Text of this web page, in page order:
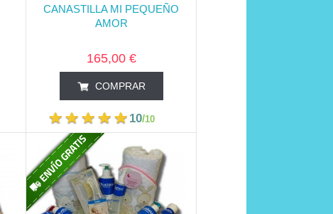
CANASTILLA MI PEQUEÑO
AMOR
165,00 €
COMPRAR
10/10